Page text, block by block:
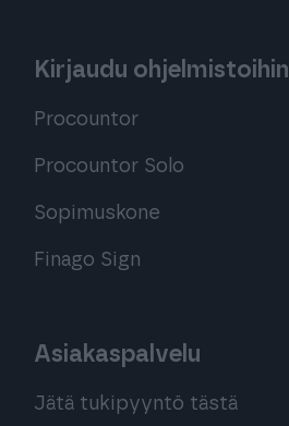
Kirjaudu ohjelmistoihin
Procountor
Procountor Solo
Sopimuskone
Finago Sign
Asiakaspalvelu
Jätä tukipyyntö tästä